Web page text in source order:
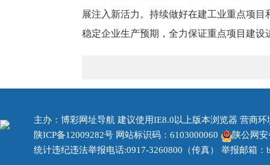
展注入新活力。持续做好在建工业重点项
稳定企业生产预期，全力保证重点项目建
主办：博彩网址导航 建议使用IE8.0以上版本浏览器 营商
陕ICP备12009282号 网站标识码：6103000060
陕公网
统计违纪违法举报电话:0917-3260800（传真） 举报邮箱：